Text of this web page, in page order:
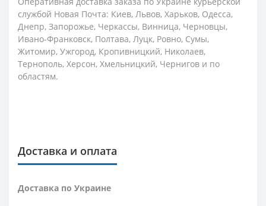
службой Новая Почта: Киев, Львов, Харьков, Одесса,
Днепр, Запорожье, Черкассы, Винница, Черновцы,
Ивано-Франковск, Полтава, Луцк, Ровно, Сумы,
Житомир, Ужгород, Кропивницкий, Николаев,
Тернополь, Херсон, Хмельницкий, Чернигов и по
областям.
Доставка и оплата
Доставка по Украине